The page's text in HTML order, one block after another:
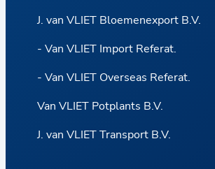
J. van VLIET Bloemenexport B.V.
- Van VLIET Import Referat.
- Van VLIET Overseas Referat.
Van VLIET Potplants B.V.
J. van VLIET Transport B.V.